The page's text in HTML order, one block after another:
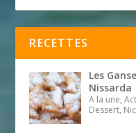
RECETTES
Les
Nissarda
A la une,
Dessert,